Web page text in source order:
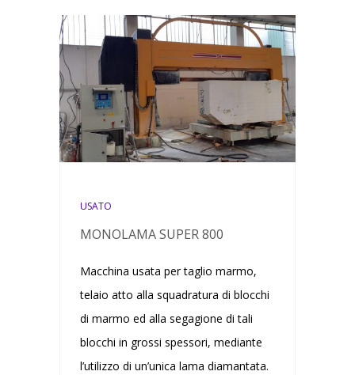
USATO
MONOLAMA SUPER 800
Macchina usata per taglio marmo,
telaio atto alla squadratura di blocchi
di marmo ed alla segagione di tali
blocchi in grossi spessori, mediante
l’utilizzo di un’unica lama diamantata.